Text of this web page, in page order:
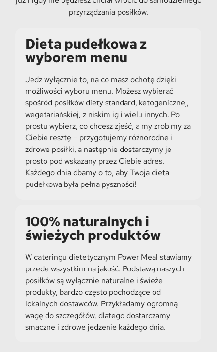
przyrządzania posiłków.
Dieta pudełkowa z
wyborem menu
Jedz wyłącznie to, na co masz ochotę dzięki
możliwości wyboru menu. Możesz wybierać
spośród posiłków diety standard, ketogenicznej,
wegetariańskiej, z niskim ig i wielu innych. Po
prostu wybierz, co chcesz zjeść, a my zrobimy za
Ciebie resztę – przygotujemy różnorodne i
zdrowe posiłki, a następnie dostarczymy je
prosto pod wskazany przez Ciebie adres.
Każdego dnia dbamy o to, aby Twoja dieta
pudełkowa była pełna pyszności!
100% naturalnych i
świeżych produktów
W cateringu dietetycznym Power Meal stawiamy
przede wszystkim na jakość. Podstawą naszych
posiłków są wyłącznie naturalne i świeże
produkty, bardzo często pochodzące od
lokalnych dostawców. Przykładamy ogromną
wagę do szczegółów, dlatego dostarczamy
smaczne i zdrowe jedzenie każdego dnia.